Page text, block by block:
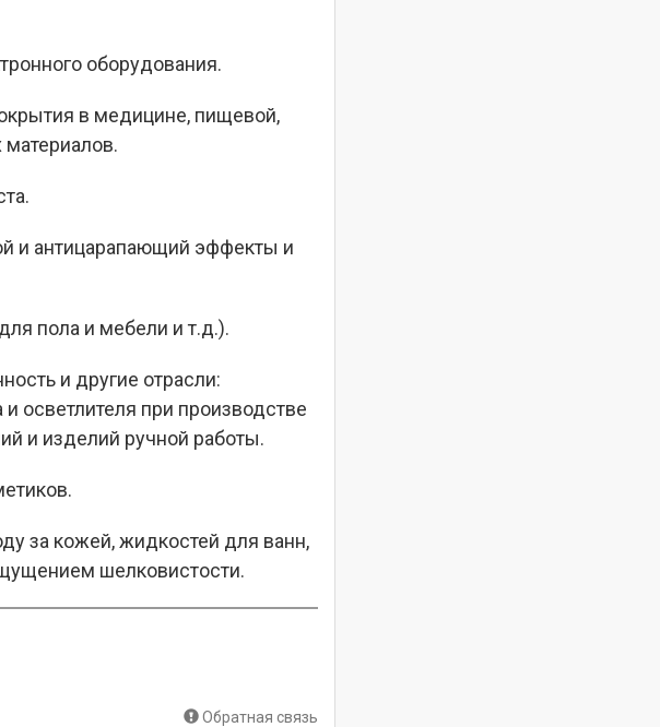
оборудования.
в медицине, пищевой,
и антицарапающий эффекты и
пола и мебели и т.д.).
и другие отрасли:
и осветлителя при производстве
и изделий ручной работы.
за кожей, жидкостей для ванн,
шелковистости.
Обратная связь